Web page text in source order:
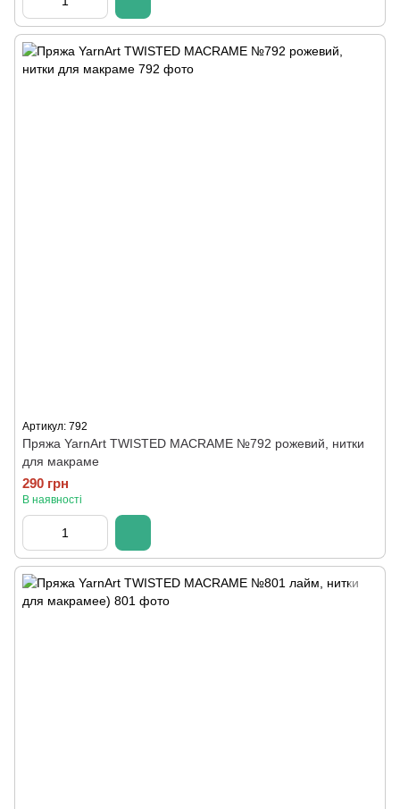
Артикул: 792
Пряжа YarnArt TWISTED MACRAME №792 рожевий, нитки
для макраме
290 грн
В наявності